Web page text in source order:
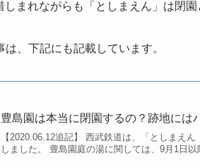
まれながらも「としまえん」は閉園
は、下記にも記載しています。
豊島園は本当に閉園するの？跡地には
【2020.06.12追記】 西武鉄道は、「としまえ
しました。 豊島園庭の湯に関しては、9月1日